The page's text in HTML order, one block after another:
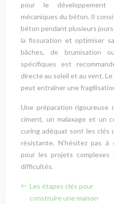
pour le développement
mécaniques du béton. Il
béton pendant plusieurs
la fissuration et optimiser
bâches, de brumisation
spécifiques est
directe au soleil et au vent.
peut entraîner une
Une préparation rigoureuse
ciment, un malaxage et un
curing adéquat sont les clés
résistante. N’hésitez pas
pour les projets
difficultés.
Les étapes clés pour
construire une maison